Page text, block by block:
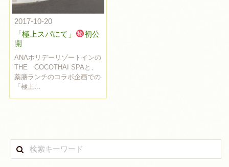
2017-10-20
「極上スパにて」
初公
開
ANAホリデーリゾートインの
THE COCOTHAI SPAと、
薬膳ランチのコラボ企画での
「極上...